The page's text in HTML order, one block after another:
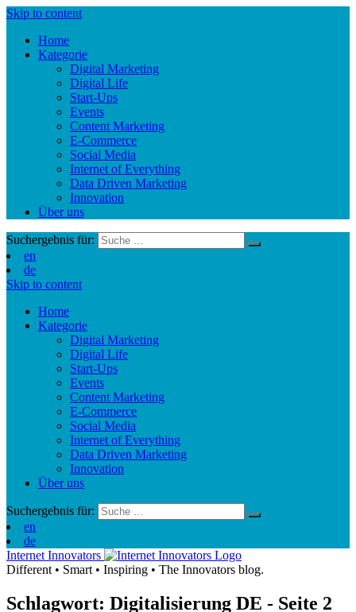
Skip to content
Home
Kategorie
Digital Marketing
Digital Life
Start-Ups
Events
Content Marketing
E-Commerce
Social Media
Internet of Everything
Data Driven Marketing
Innovation
Über uns
Suchergebnis für:
en
de
Skip to content
Home
Kategorie
Digital Marketing
Digital Life
Start-Ups
Events
Content Marketing
E-Commerce
Social Media
Internet of Everything
Data Driven Marketing
Innovation
Über uns
Suchergebnis für:
en
de
Internet Innovators
Different • Smart • Inspiring • The Innovators blog.
Schlagwort: Digitalisierung DE - Seite 2